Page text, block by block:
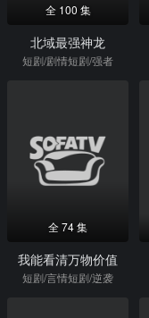
全 100 集
北域最强神龙
短剧/剧情短剧/强者
全 74 集
我能看清万物价值
短剧/言情短剧/逆袭